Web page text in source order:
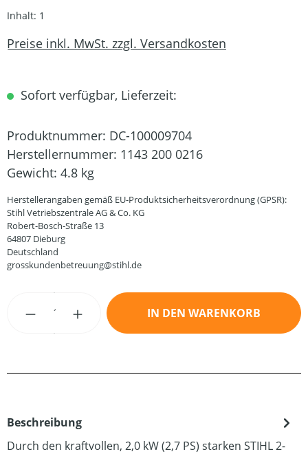
Inhalt: 1
Preise inkl. MwSt. zzgl. Versandkosten
Sofort verfügbar, Lieferzeit:
Produktnummer: DC-100009704
Herstellernummer: 1143 200 0216
Gewicht: 4.8 kg
Herstellerangaben gemäß EU-Produktsicherheitsverordnung (GPSR):
Stihl Vetriebszentrale AG & Co. KG
Robert-Bosch-Straße 13
64807 Dieburg
Deutschland
grosskundenbetreuung@stihl.de
Produkt Anzahl: Gib den gewünschten
IN DEN WARENKORB
Beschreibung
Durch den kraftvollen, 2,0 kW (2,7 PS) starken STIHL 2-